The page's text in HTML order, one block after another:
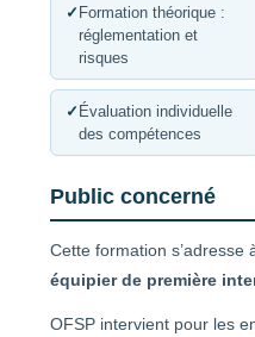
✓ Formation théorique :
réglementation et
risques
✓ Évaluation individuelle
des compétences
Public concerné
Cette formation s’adresse
équipier de première
OFSP intervient pour les